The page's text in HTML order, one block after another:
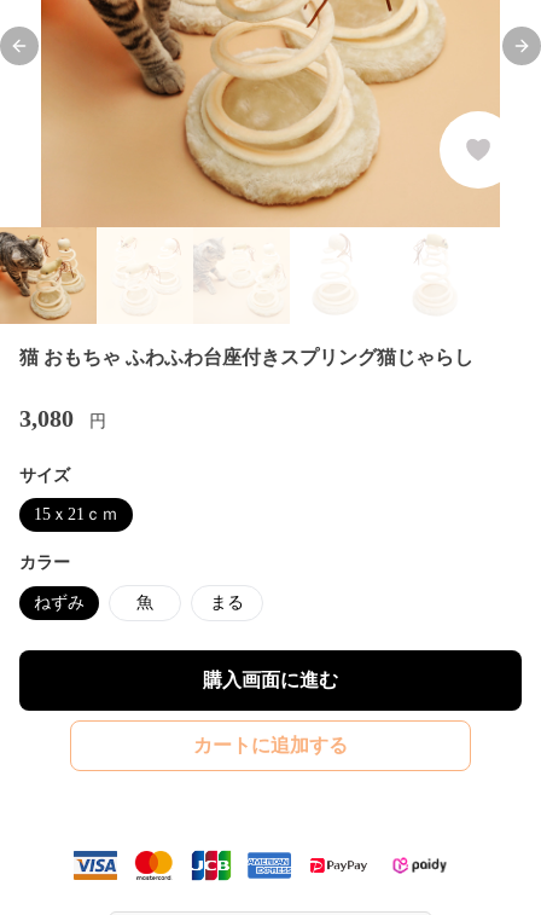
Previous slide
猫 おもちゃ ふわふわ台座付きスプリング猫じゃらし
3,080 円
サイズ
15ｘ21ｃｍ
カラー
ねずみ 魚 まる
購入画面に進む
カートに追加する